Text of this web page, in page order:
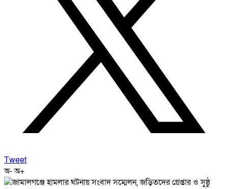
Tweet
অ-অ+